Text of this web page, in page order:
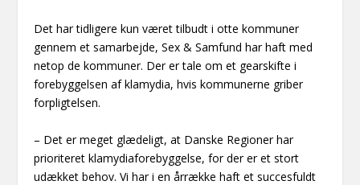
Det har tidligere kun været tilbudt i otte kommuner
gennem et samarbejde, Sex & Samfund har haft med
netop de kommuner. Der er tale om et gearskifte i
forebyggelsen af klamydia, hvis kommunerne griber
forpligtelsen.
– Det er meget glædeligt, at Danske Regioner har
prioriteret klamydiaforebyggelse, for der er et stort
udækket behov. Vi har i en årrække haft et succesfuldt